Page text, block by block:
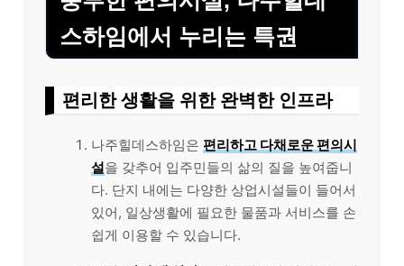
스하임에서 누리는 특권
편리한 생활을 위한 완벽한 인프라
나주힐데스하임은 편리하고 다채로운 편의시
설을 갖추어 입주민들의 삶의 질을 높여줍니
다. 단지 내에는 다양한 상업시설들이 들어서
있어, 일상생활에 필요한 물품과 서비스를 손
쉽게 이용할 수 있습니다.